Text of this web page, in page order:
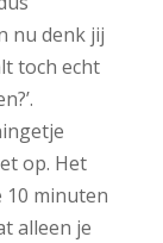
nu denk jij
toch echt
op. Het
10 minuten
alleen je